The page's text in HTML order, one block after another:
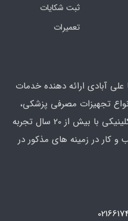
ثبت شکایات
تعمیرات
آبادی ارائه دهنده خدمات
تجهیزات مصرفی پزشکی،
کالای پزشکی خانگی، بیمارستانی و کلینیکی با بیش از 20 سال تجربه
و کار در زمینه های مذکور در